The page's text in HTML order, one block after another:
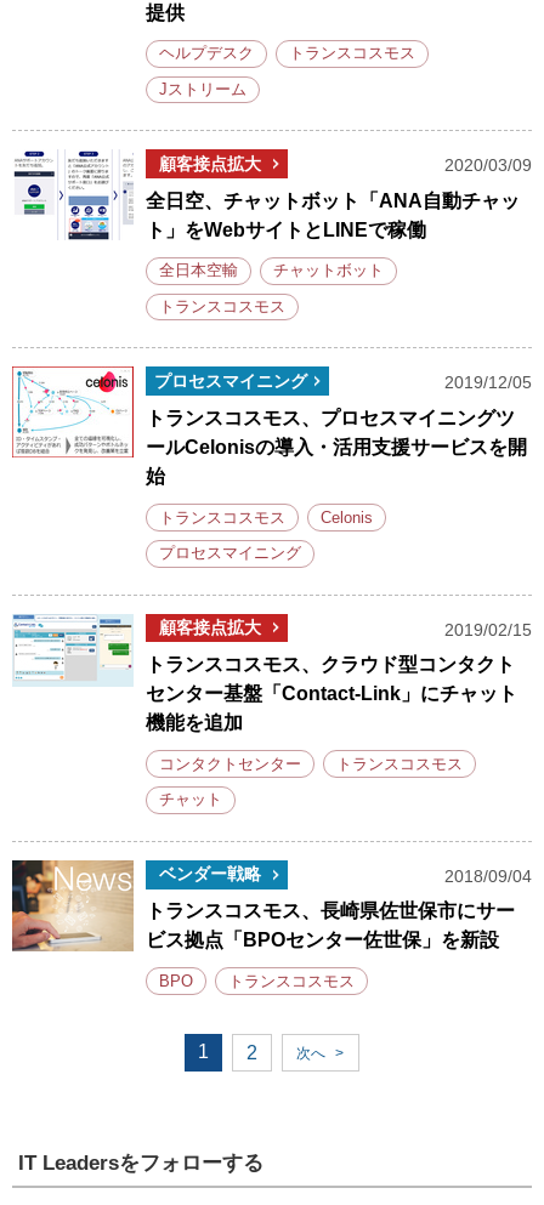
提供
ヘルプデスク トランスコスモス
Jストリーム
顧客接点拡大 2020/03/09
全日空、チャットボット「ANA自動チャッ
ト」をWebサイトとLINEで稼働
全日本空輸 チャットボット
トランスコスモス
プロセスマイニング 2019/12/05
トランスコスモス、プロセスマイニングツ
ールCelonisの導入・活用支援サービスを開
始
トランスコスモス Celonis
プロセスマイニング
顧客接点拡大 2019/02/15
トランスコスモス、クラウド型コンタクト
センター基盤「Contact-Link」にチャット
機能を追加
コンタクトセンター トランスコスモス
チャット
ベンダー戦略 2018/09/04
トランスコスモス、長崎県佐世保市にサー
ビス拠点「BPOセンター佐世保」を新設
BPO トランスコスモス
1 2 次へ >
IT Leadersをフォローする